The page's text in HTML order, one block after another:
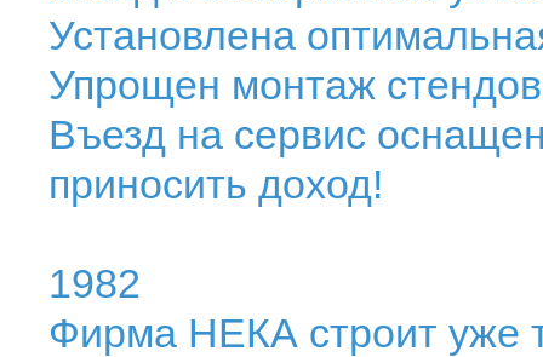
Установлена
Упрощен монтаж
Въезд на сервис
приносить доход!
1982
Фирма НЕКА строит уже